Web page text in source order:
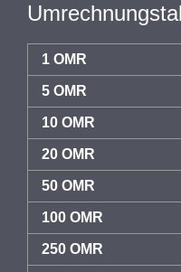
1 OMR
5 OMR
10 OMR
20 OMR
50 OMR
100 OMR
250 OMR